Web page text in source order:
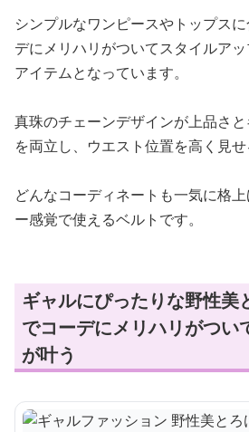
シンプルなワンピースやトップス
デにメリハリがついてスタイルア
アイテムとなっています。
真珠のチェーンデザインが上品さ
を両立し、ウエスト位置を高く見せ
どんなコーディネートも一気に格
ー感覚で使えるベルトです。
ギャルにぴったりな野性美
でコーデにメリハリがつい
が叶う